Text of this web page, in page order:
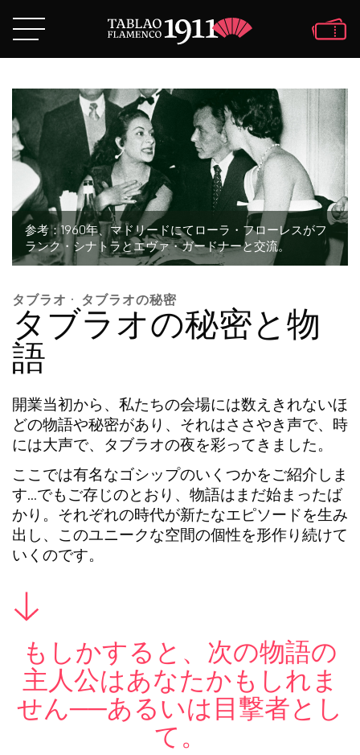
参考：1960年、マドリードにてローラ・フローレスがフ
ランク・シナトラとエヴァ・ガードナーと交流。
タブラオ · タブラオの秘密
タブラオの秘密と物
語
開業当初から、私たちの会場には数えきれないほ
どの物語や秘密があり、それはささやき声で、時
には大声で、タブラオの夜を彩ってきました。
ここでは有名なゴシップのいくつかをご紹介しま
す…でもご存じのとおり、物語はまだ始まったば
かり。それぞれの時代が新たなエピソードを生み
出し、このユニークな空間の個性を形作り続けて
いくのです。
もしかすると、次の物語の
主人公はあなたかもしれま
せん──あるいは目撃者とし
て。